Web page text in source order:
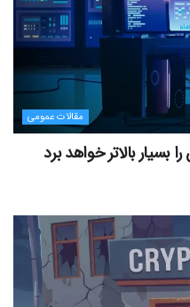
مقالات عمومی
بسیار بالاتر خواهد برد